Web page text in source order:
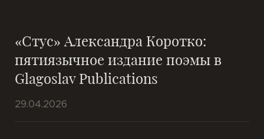
«Стус» Александра Коротко:
пятиязычное издание поэмы в
Glagoslav Publications
29.04.2026